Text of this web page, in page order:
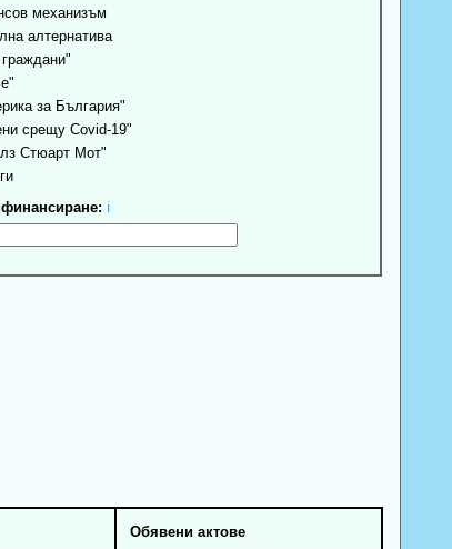
механизъм
алтернатива
за България"
срещу Covid-19"
Стюарт Мот"
ℹ
Обявени актове